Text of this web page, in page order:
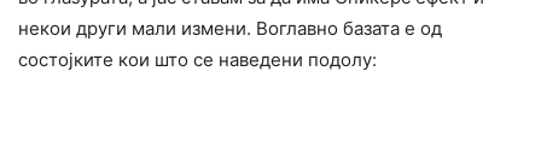
некои други мали измени. Воглавно базата е од
состојките кои што се наведени подолу: